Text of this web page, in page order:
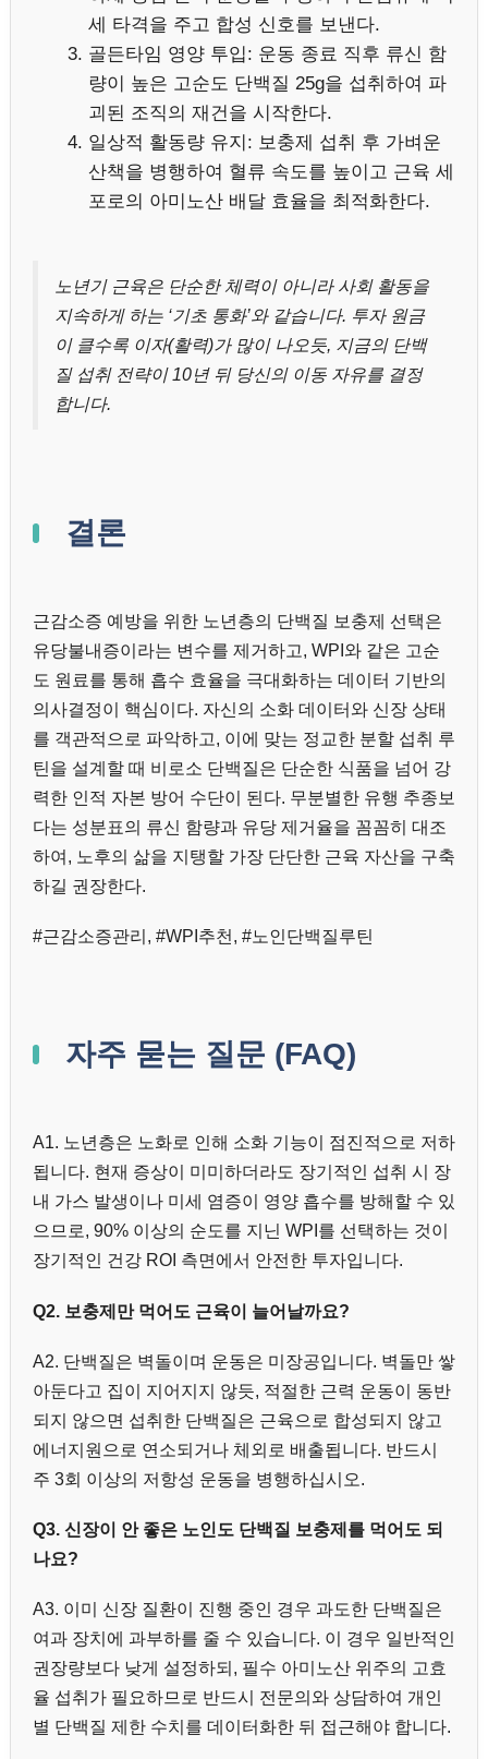
세 타격을 주고 합성 신호를 보낸다.
골든타임 영양 투입: 운동 종료 직후 류신 함
량이 높은 고순도 단백질 25g을 섭취하여 파
괴된 조직의 재건을 시작한다.
일상적 활동량 유지: 보충제 섭취 후 가벼운
산책을 병행하여 혈류 속도를 높이고 근육 세
포로의 아미노산 배달 효율을 최적화한다.
노년기 근육은 단순한 체력이 아니라 사회 활동을
지속하게 하는 ‘기초 통화’와 같습니다. 투자 원금
이 클수록 이자(활력)가 많이 나오듯, 지금의 단백
질 섭취 전략이 10년 뒤 당신의 이동 자유를 결정
합니다.
결론
근감소증 예방을 위한 노년층의 단백질 보충제 선택은
유당불내증이라는 변수를 제거하고, WPI와 같은 고순
도 원료를 통해 흡수 효율을 극대화하는 데이터 기반의
의사결정이 핵심이다. 자신의 소화 데이터와 신장 상태
를 객관적으로 파악하고, 이에 맞는 정교한 분할 섭취 루
틴을 설계할 때 비로소 단백질은 단순한 식품을 넘어 강
력한 인적 자본 방어 수단이 된다. 무분별한 유행 추종보
다는 성분표의 류신 함량과 유당 제거율을 꼼꼼히 대조
하여, 노후의 삶을 지탱할 가장 단단한 근육 자산을 구축
하길 권장한다.
#근감소증관리, #WPI추천, #노인단백질루틴
자주 묻는 질문 (FAQ)
A1. 노년층은 노화로 인해 소화 기능이 점진적으로 저하
됩니다. 현재 증상이 미미하더라도 장기적인 섭취 시 장
내 가스 발생이나 미세 염증이 영양 흡수를 방해할 수 있
으므로, 90% 이상의 순도를 지닌 WPI를 선택하는 것이
장기적인 건강 ROI 측면에서 안전한 투자입니다.
Q2. 보충제만 먹어도 근육이 늘어날까요?
A2. 단백질은 벽돌이며 운동은 미장공입니다. 벽돌만 쌓
아둔다고 집이 지어지지 않듯, 적절한 근력 운동이 동반
되지 않으면 섭취한 단백질은 근육으로 합성되지 않고
에너지원으로 연소되거나 체외로 배출됩니다. 반드시
주 3회 이상의 저항성 운동을 병행하십시오.
Q3. 신장이 안 좋은 노인도 단백질 보충제를 먹어도 되
나요?
A3. 이미 신장 질환이 진행 중인 경우 과도한 단백질은
여과 장치에 과부하를 줄 수 있습니다. 이 경우 일반적인
권장량보다 낮게 설정하되, 필수 아미노산 위주의 고효
율 섭취가 필요하므로 반드시 전문의와 상담하여 개인
별 단백질 제한 수치를 데이터화한 뒤 접근해야 합니다.